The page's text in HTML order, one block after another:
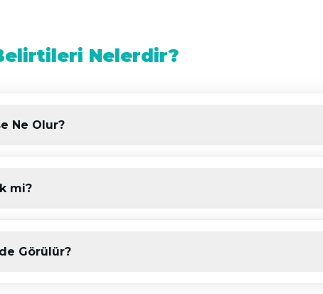
Nelerdir?
yemek yerken ağız şapırdatma, ıslık sesi, düdük
görülen durumlarda kişinin duygu ve tepkileri
kaldığında kendilerini kontrol edemeyebilir ve
çıkaran sesler ve bu seslere karşı yapılan bazı
cips gibi yiyeceklerin tüketilmesi sırasında çıkan
Ne Olur?
mi?
Görülür?